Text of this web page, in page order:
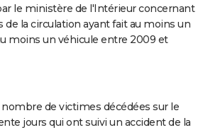
le ministère de l'Intérieur concernant
de la circulation ayant fait au moins un
moins un véhicule entre 2009 et
nombre de victimes décédées sur le
jours qui ont suivi un accident de la